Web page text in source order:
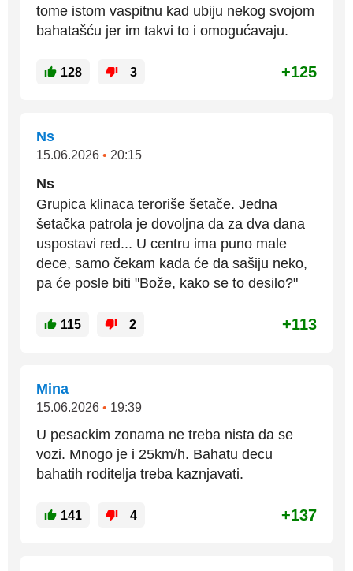
tome istom vaspitnu kad ubiju nekog svojom
bahatašću jer im takvi to i omogućavaju.
128 3 +125
Ns
15.06.2026 • 20:15
Ns
Grupica klinaca teroriše šetače. Jedna
šetačka patrola je dovoljna da za dva dana
uspostavi red... U centru ima puno male
dece, samo čekam kada će da sašiju neko,
pa će posle biti "Bože, kako se to desilo?"
115 2 +113
Mina
15.06.2026 • 19:39
U pesackim zonama ne treba nista da se
vozi. Mnogo je i 25km/h. Bahatu decu
bahatih roditelja treba kaznjavati.
141 4 +137